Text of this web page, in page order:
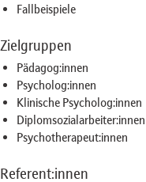
Fallbeispiele
Zielgruppen
Pädagog:innen
Psycholog:innen
Klinische Psycholog:innen
Diplomsozialarbeiter:innen
Psychotherapeut:innen
Referent:innen